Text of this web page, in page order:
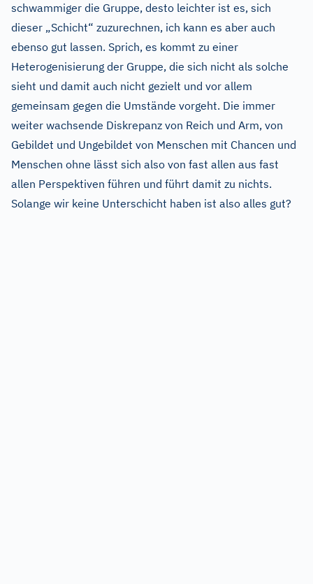
schwammiger die Gruppe, desto leichter ist es, sich
dieser „Schicht“ zuzurechnen, ich kann es aber auch
ebenso gut lassen. Sprich, es kommt zu einer
Heterogenisierung der Gruppe, die sich nicht als solche
sieht und damit auch nicht gezielt und vor allem
gemeinsam gegen die Umstände vorgeht. Die immer
weiter wachsende Diskrepanz von Reich und Arm, von
Gebildet und Ungebildet von Menschen mit Chancen und
Menschen ohne lässt sich also von fast allen aus fast
allen Perspektiven führen und führt damit zu nichts.
Solange wir keine Unterschicht haben ist also alles gut?